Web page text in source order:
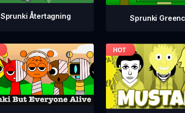
Sprunki Återtagning Sprunki